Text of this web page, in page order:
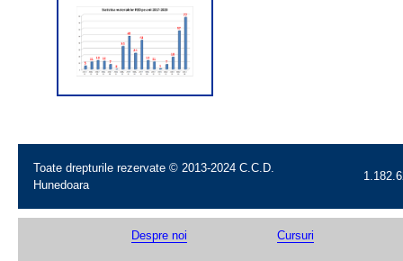
Toate drepturile rezervate © 2013-2024 C.C.D.
Hunedoara
Despre noi Cursuri